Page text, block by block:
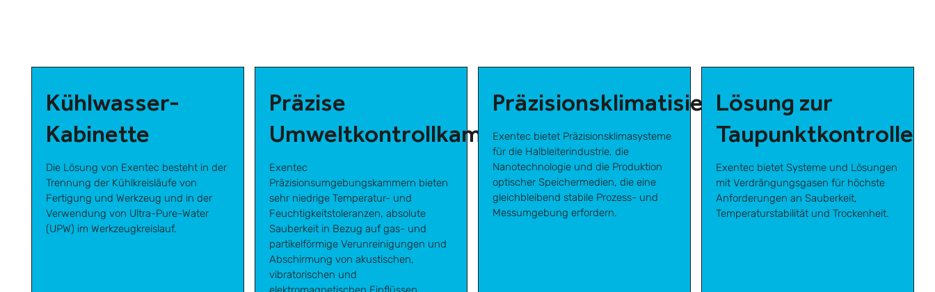
Kühlwasser-
Kabinette
Die Lösung von Exentec besteht in der
Trennung der Kühlkreisläufe von
Fertigung und Werkzeug und in der
Verwendung von Ultra-Pure-Water
(UPW) im Werkzeugkreislauf.
Präzise
Umweltkontrollkammer
Exentec
Präzisionsumgebungskammern bieten
sehr niedrige Temperatur- und
Feuchtigkeitstoleranzen, absolute
Sauberkeit in Bezug auf gas- und
partikelförmige Verunreinigungen und
Abschirmung von akustischen,
vibratorischen und
Präzisionsklimatisierungssysteme
Exentec bietet Präzisionsklimasysteme
für die Halbleiterindustrie, die
Nanotechnologie und die Produktion
optischer Speichermedien, die eine
gleichbleibend stabile Prozess- und
Messumgebung erfordern.
Lösung zur
Taupunktkontrolle
Exentec bietet Systeme und Lösungen
mit Verdrängungsgasen für höchste
Anforderungen an Sauberkeit,
Temperaturstabilität und Trockenheit.